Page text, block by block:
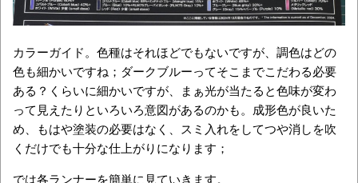
カラーガイド。色種はそれほどでもないですが、調色はどの
色も細かいですね；ダークブルーってそこまでこだわる必要
ある？くらいに細かいですが、まぁ光が当たると色味が変わ
って見えたりといろいろ意図があるのかも。成形色が良いた
め、もはや塗装の必要はなく、スミ入れをしてつや消しを吹
くだけでも十分な仕上がりになります；
では各ランナーを簡単に見ていきます。